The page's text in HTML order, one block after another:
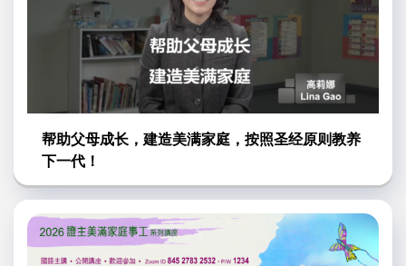
帮助父母成长，建造美满家庭，按照圣经原则教养
下一代！